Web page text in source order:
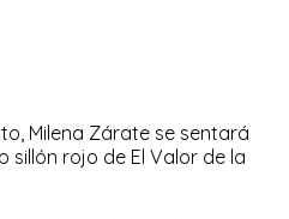
Milena Zárate se sentará
sillón rojo de El Valor de la